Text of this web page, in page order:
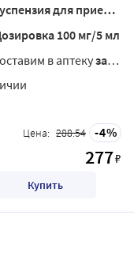
для приема внутрь
100 мг/5 мл
в аптекузавтра
Цена: 288.54 4
277₽
Купить